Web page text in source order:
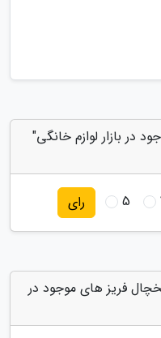
در بازار لوازم خانگی"
5 رای
فریز های موجود در